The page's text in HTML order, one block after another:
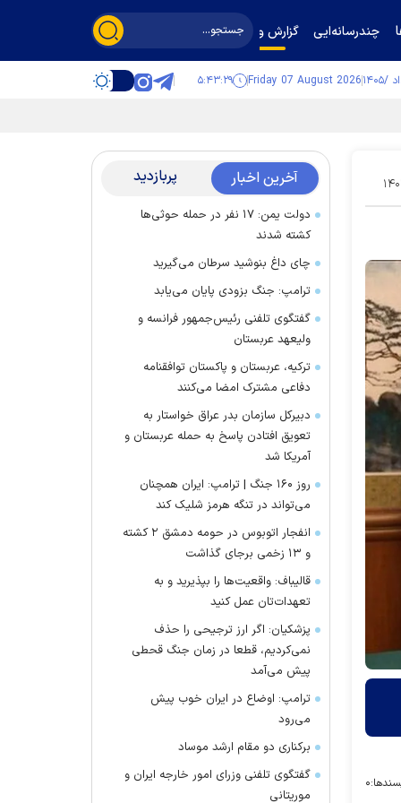
چندرسانه‌ایی گزارش و گفت‌وگو
Friday 07 August 2026 ۵:۴۳:۳۰
۱۷
۰
آخرین اخبار پربازدید
دولت یمن: ۱۷ نفر در حمله حوثی‌ها
کشته شدند
چای داغ بنوشید سرطان می‌گیرید
ترامپ: جنگ بزودی پایان می‌یابد
گفتگوی تلفنی رئیس‌جمهور فرانسه و
ولیعهد عربستان
ترکیه، عربستان و پاکستان توافقنامه
دفاعی مشترک امضا می‌کنند
دبیرکل سازمان بدر عراق خواستار به
تعویق افتادن پاسخ به حمله عربستان و
آمریکا شد
روز ۱۶۰ جنگ | ترامپ: ایران همچنان
می‌تواند در تنگه هرمز شلیک کند
انفجار اتوبوس در حومه دمشق ۲ کشته
و ۱۳ زخمی برجای گذاشت
قالیباف: واقعیت‌ها را بپذیرید و به
تعهدات‌تان عمل کنید
پزشکیان: اگر ارز ترجیحی را حذف
نمی‌کردیم، قطعا در زمان جنگ قحطی
پیش می‌آمد
ترامپ: اوضاع در ایران خوب پیش
می‌رود
برکناری دو مقام ارشد موساد
گفتگوی تلفنی وزرای امور خارجه ایران و
موریتانی